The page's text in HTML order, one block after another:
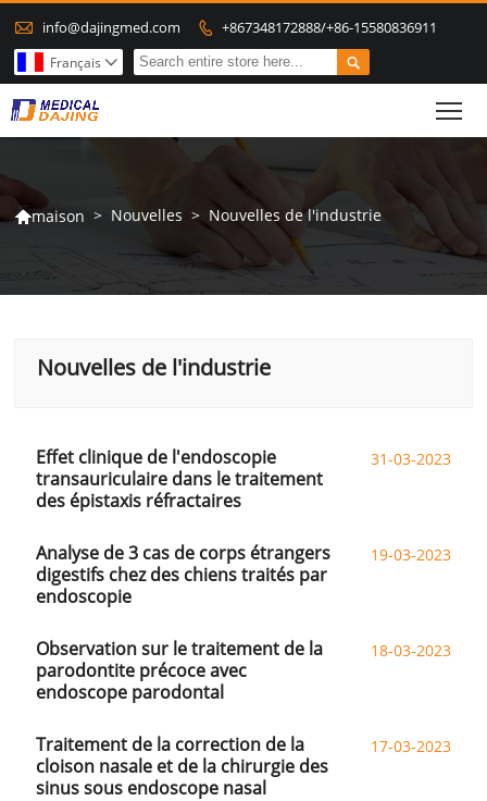
 info@dajingmed.com  +867348172888/+86-15580836911

Français 
maison > Nouvelles > Nouvelles de l'industrie
Nouvelles de l'industrie
31-03-2023
Effet clinique de l'endoscopie
transauriculaire dans le traitement
des épistaxis réfractaires
19-03-2023
Analyse de 3 cas de corps étrangers
digestifs chez des chiens traités par
endoscopie
18-03-2023
Observation sur le traitement de la
parodontite précoce avec
endoscope parodontal
17-03-2023
Traitement de la correction de la
cloison nasale et de la chirurgie des
sinus sous endoscope nasal